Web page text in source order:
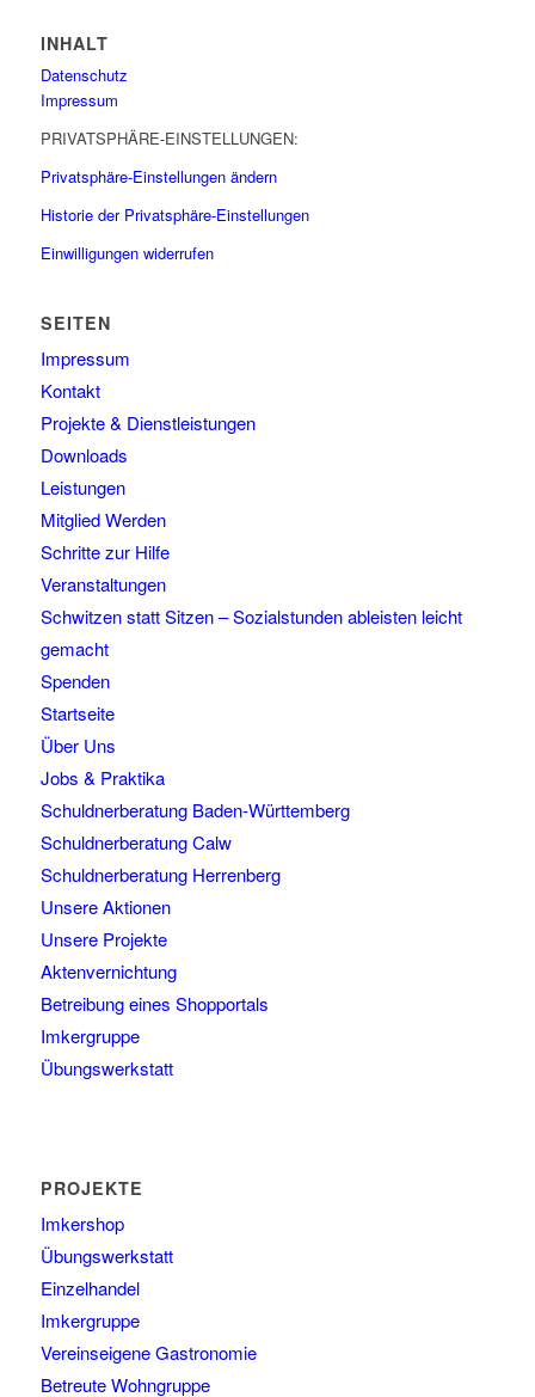
INHALT
Datenschutz
Impressum
PRIVATSPHÄRE-EINSTELLUNGEN:
Privatsphäre-Einstellungen ändern
Historie der Privatsphäre-Einstellungen
Einwilligungen widerrufen
SEITEN
Impressum
Kontakt
Projekte & Dienstleistungen
Downloads
Leistungen
Mitglied Werden
Schritte zur Hilfe
Veranstaltungen
Schwitzen statt Sitzen – Sozialstunden ableisten leicht
gemacht
Spenden
Startseite
Über Uns
Jobs & Praktika
Schuldnerberatung Baden-Württemberg
Schuldnerberatung Calw
Schuldnerberatung Herrenberg
Unsere Aktionen
Unsere Projekte
Aktenvernichtung
Betreibung eines Shopportals
Imkergruppe
Übungswerkstatt
PROJEKTE
Imkershop
Übungswerkstatt
Einzelhandel
Imkergruppe
Vereinseigene Gastronomie
Betreute Wohngruppe